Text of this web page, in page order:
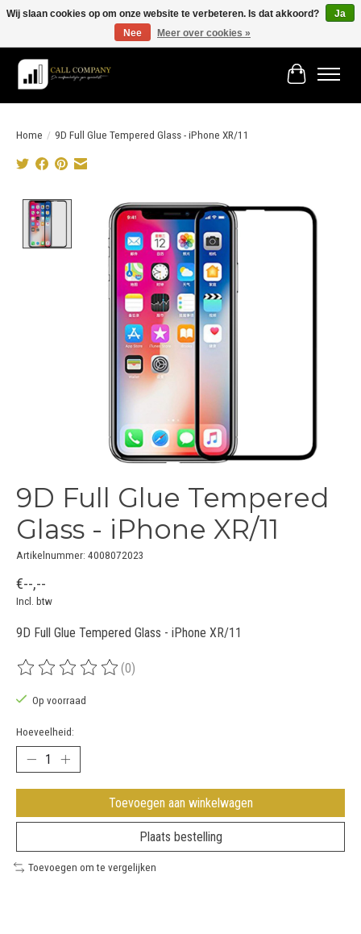
Vóór 19:00 besteld morgen in huis!
Winkelwagen
Home / 9D Full Glue Tempered Glass - iPhone XR/11
Product image slideshow Items
9D Full Glue Tempered
Glass - iPhone XR/11
Artikelnummer: 4008072023
€--,--
Incl. btw
9D Full Glue Tempered Glass - iPhone XR/11
De beoordeling van dit product is
(0)
Op voorraad
Hoeveelheid:
Toevoegen aan winkelwagen
Plaats bestelling
Toevoegen om te vergelijken
Wij slaan cookies op om onze website te verbeteren. Is dat akkoord?
Ja
Nee
Meer over cookies »